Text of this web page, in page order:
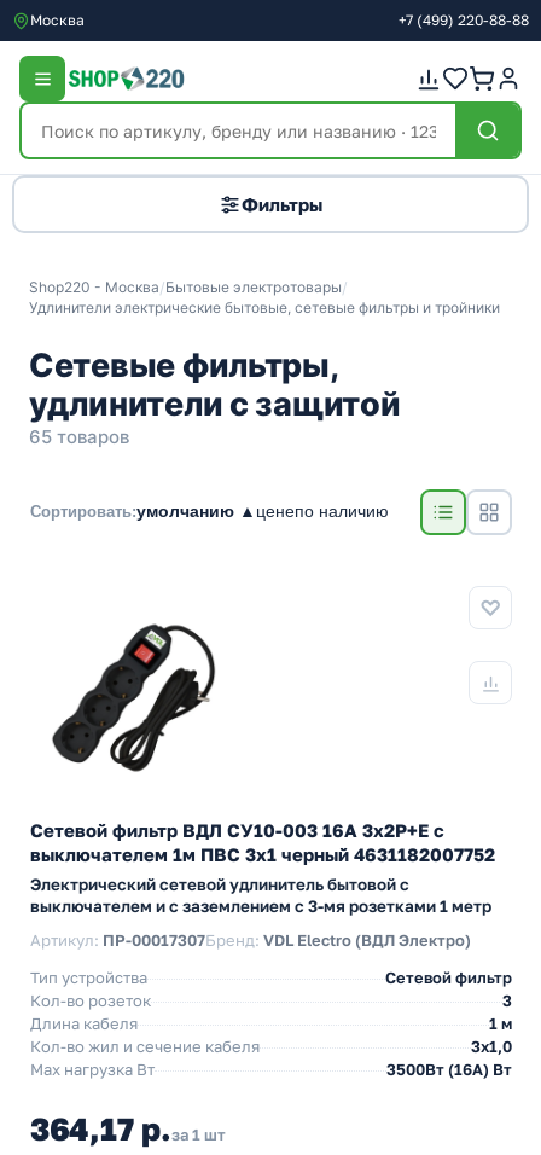
Москва +7 (499) 220-88-88
Фильтры
Shop220 - Москва/Бытовые электротовары/
Удлинители электрические бытовые, сетевые фильтры и тройники
Сетевые фильтры,
удлинители с защитой
65 товаров
Сортировать:умолчанию ▲ ценепо наличию
Сетевой фильтр ВДЛ СУ10-003 16А 3х2P+E с
выключателем 1м ПВС 3х1 черный 4631182007752
Электрический сетевой удлинитель бытовой с
выключателем и с заземлением с 3-мя розетками 1 метр
Артикул: ПР-00017307Бренд: VDL Electro (ВДЛ Электро)
Тип устройства
Сетевой фильтр
Кол-во розеток
3
Длина кабеля
1 м
Кол-во жил и сечение кабеля
3х1,0
Max нагрузка Вт
3500Вт (16А) Вт
364,17 р.за 1 шт